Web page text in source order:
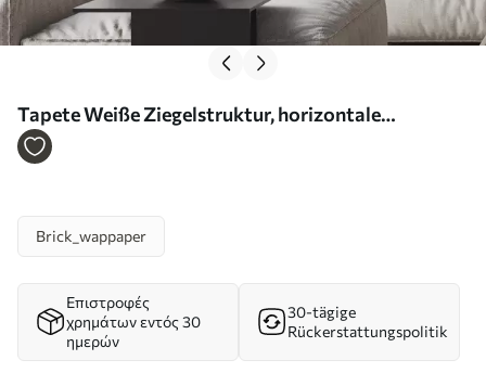
Tapete Weiße Ziegelstruktur, horizontale
Anordnung Nr. a00877
Brick_wappaper
Επιστροφές
χρημάτων εντός 30
ημερών
30-tägige
Rückerstattungspolitik